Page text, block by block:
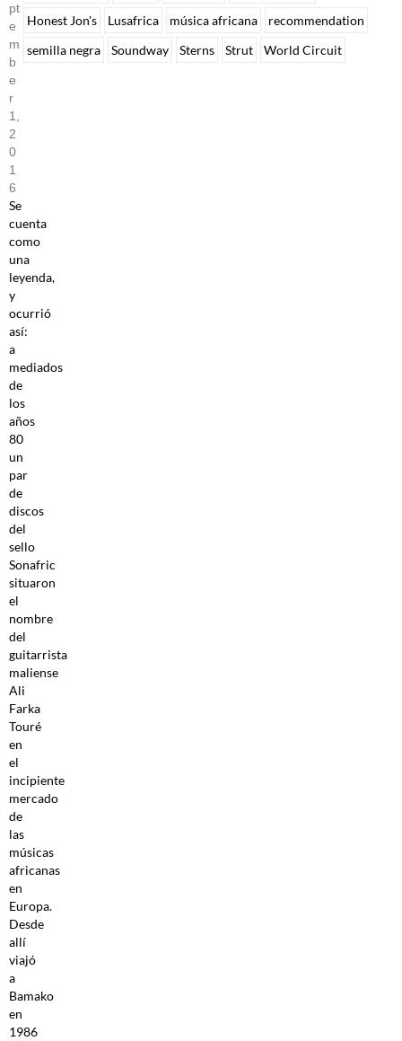
Pt
E
M
B
E
R
1,
2
0
1
6
Se
cuenta
como
una
leyenda,
y
ocurrió
así:
a
mediados
de
los
años
80
un
par
de
discos
del
sello
Sonafric
situaron
el
nombre
del
guitarrista
maliense
Ali
Farka
Touré
en
el
incipiente
mercado
de
las
músicas
africanas
en
Europa.
Desde
allí
viajó
a
Bamako
en
1986
Honest Jon's
Lusafrica música africana
recommendation
semilla negra
Soundway Sterns Strut World Circuit